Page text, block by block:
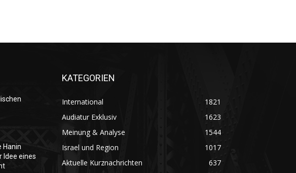
Hanin
Idee eines
KATEGORIEN
International
1821
Audiatur Exklusiv
1623
Meinung & Analyse
1544
Israel und Region
1017
Aktuelle Kurznachrichten
637